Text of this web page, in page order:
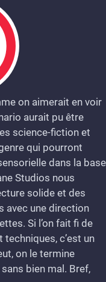
on aimerait en voir
aurait pu être
science-fiction et
qui pourront
dans la base
Studios nous
solide et des
avec une direction
Si l’on fait fi de
c’est un
on le termine
bien mal. Bref,